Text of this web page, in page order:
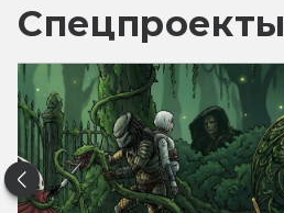
Спецпроекты